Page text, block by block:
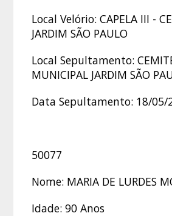
Local Velório: CAPELA III -
JARDIM SÃO PAULO
Local Sepultamento:
MUNICIPAL JARDIM SÃO
Data Sepultamento: 18/05/
50077
Nome: MARIA DE LURDES
Idade: 90 Anos